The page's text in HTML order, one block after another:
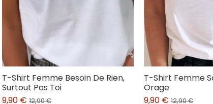
T-Shirt Femme Besoin De Rien,
Surtout Pas Toi
9,90 € 12,90 €
T-Shirt Femme
Orage
9,90 € 12,90 €